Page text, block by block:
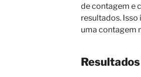
de contagem e
resultados.
uma contagem